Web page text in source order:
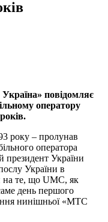
повідомляє
оператору
року – пролунав
оператора
президент України
України в
на те, що UMC, як
день першого
нинішньої «МТС